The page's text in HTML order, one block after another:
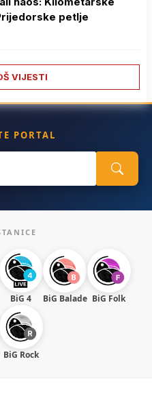
petlje
VIJESTI
PORTAL
BiG 4 BiG Balade BiG Folk
BiG Rock